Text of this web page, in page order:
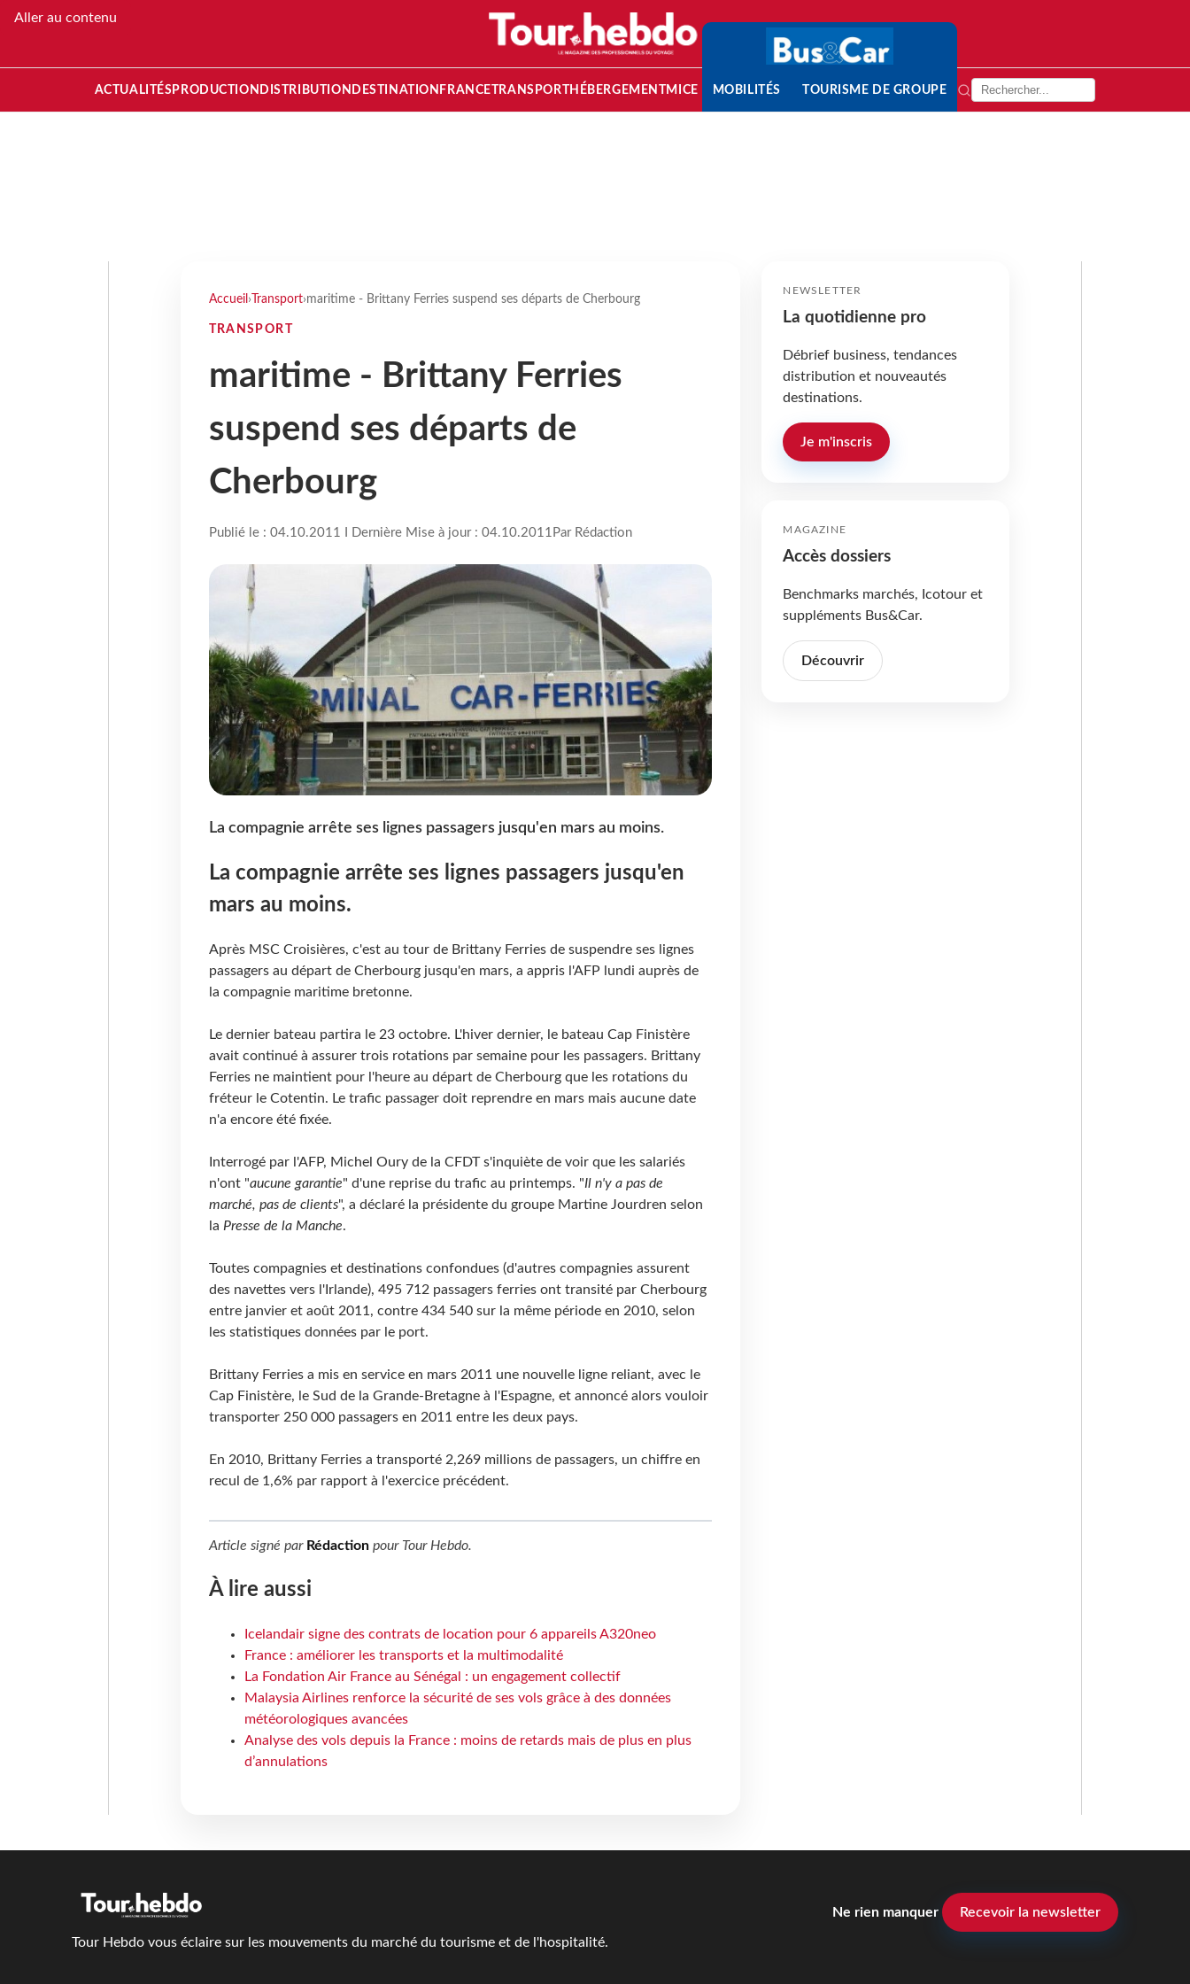
Aller au contenu
ACTUALITÉS PRODUCTION DISTRIBUTION DESTINATION FRANCETRANSPORT HÉBERGEMENTMICE MOBILITÉS TOURISME DE GROUPE
Accueil › Transport›maritime - Brittany Ferries suspend ses départs de Cherbourg
TRANSPORT
maritime - Brittany Ferries
suspend ses départs de
Cherbourg
Publié le : 04.10.2011 I Dernière Mise à jour : 04.10.2011 Par Rédaction
La compagnie arrête ses lignes passagers jusqu'en mars au moins.
La compagnie arrête ses lignes passagers jusqu'en
mars au moins.
Après MSC Croisières, c'est au tour de Brittany Ferries de suspendre ses lignes
passagers au départ de Cherbourg jusqu'en mars, a appris l'AFP lundi auprès de
la compagnie maritime bretonne.
Le dernier bateau partira le 23 octobre. L'hiver dernier, le bateau Cap Finistère
avait continué à assurer trois rotations par semaine pour les passagers. Brittany
Ferries ne maintient pour l'heure au départ de Cherbourg que les rotations du
fréteur le Cotentin. Le trafic passager doit reprendre en mars mais aucune date
n'a encore été fixée.
Interrogé par l'AFP, Michel Oury de la CFDT s'inquiète de voir que les salariés
n'ont "aucune garantie" d'une reprise du trafic au printemps. "Il n'y a pas de
marché, pas de clients", a déclaré la présidente du groupe Martine Jourdren selon
la Presse de la Manche.
Toutes compagnies et destinations confondues (d'autres compagnies assurent
des navettes vers l'Irlande), 495 712 passagers ferries ont transité par Cherbourg
entre janvier et août 2011, contre 434 540 sur la même période en 2010, selon
les statistiques données par le port.
Brittany Ferries a mis en service en mars 2011 une nouvelle ligne reliant, avec le
Cap Finistère, le Sud de la Grande-Bretagne à l'Espagne, et annoncé alors vouloir
transporter 250 000 passagers en 2011 entre les deux pays.
En 2010, Brittany Ferries a transporté 2,269 millions de passagers, un chiffre en
recul de 1,6% par rapport à l'exercice précédent.
Article signé par Rédactionpour Tour Hebdo.
À lire aussi
Icelandair signe des contrats de location pour 6 appareils A320neo
France : améliorer les transports et la multimodalité
La Fondation Air France au Sénégal : un engagement collectif
Malaysia Airlines renforce la sécurité de ses vols grâce à des données
météorologiques avancées
Analyse des vols depuis la France : moins de retards mais de plus en plus
d’annulations
NEWSLETTER
La quotidienne pro
Débrief business, tendances
distribution et nouveautés
destinations.
Je m'inscris
MAGAZINE
Accès dossiers
Benchmarks marchés, Icotour et
suppléments Bus&Car.
Découvrir
Tour Hebdo vous éclaire sur les mouvements du marché du tourisme et de l'hospitalité.
Ne rien manquer Recevoir la newsletter